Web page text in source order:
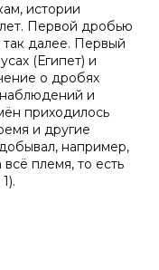
истории
Первой дробью
так далее. Первый
(Египет) и
о дробях
наблюдений и
приходилось
и другие
например,
племя, то есть